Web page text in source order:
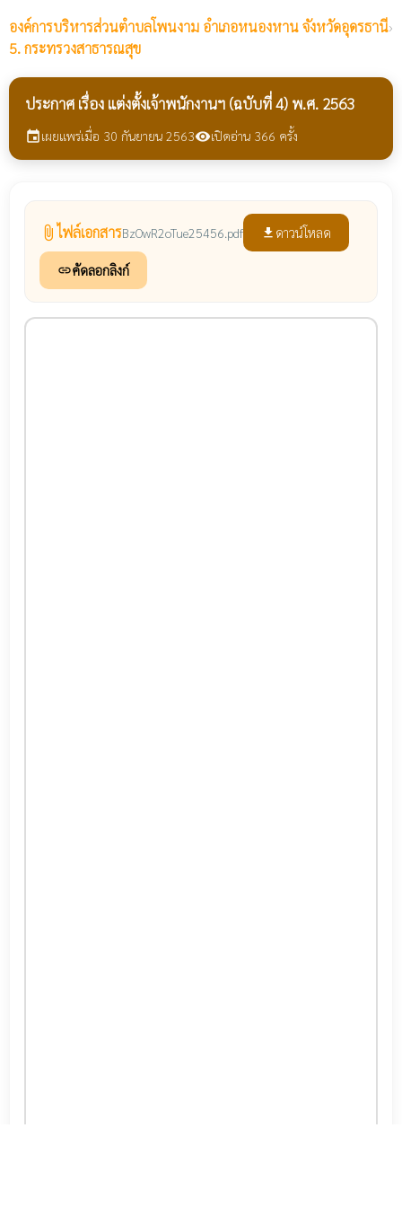
องค์การบริหารส่วนตำบลโพนงาม อำเภอหนองหาน จังหวัดอุดรธานี›
5. กระทรวงสาธารณสุข
ประกาศ เรื่อง แต่งตั้งเจ้าพนักงานฯ (ฉบับที่ 4) พ.ศ. 2563
eventเผยแพร่เมื่อ 30 กันยายน 2563visibilityเปิดอ่าน 366 ครั้ง
attach_file ไฟล์เอกสารBzOwR2oTue25456.pdf file_download ดาวน์โหลด
linkคัดลอกลิงก์